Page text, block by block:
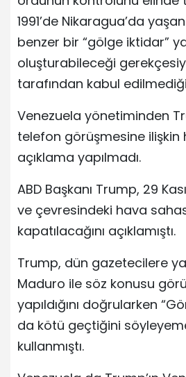
1991’de Nikaragua’da
benzer bir “gölge iktidar”
oluşturabileceği
tarafından kabul
Venezuela yönetiminden
telefon görüşmesine ilişkin
açıklama yapılmadı.
ABD Başkanı Trump, 29
ve çevresindeki hava
kapatılacağını açıklamıştı.
Trump, dün gazetecilere
Maduro ile söz konusu
yapıldığını doğrularken
da kötü geçtiğini
kullanmıştı.